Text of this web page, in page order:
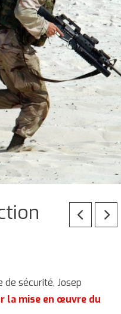
sécurité, Josep
la mise en œuvre du